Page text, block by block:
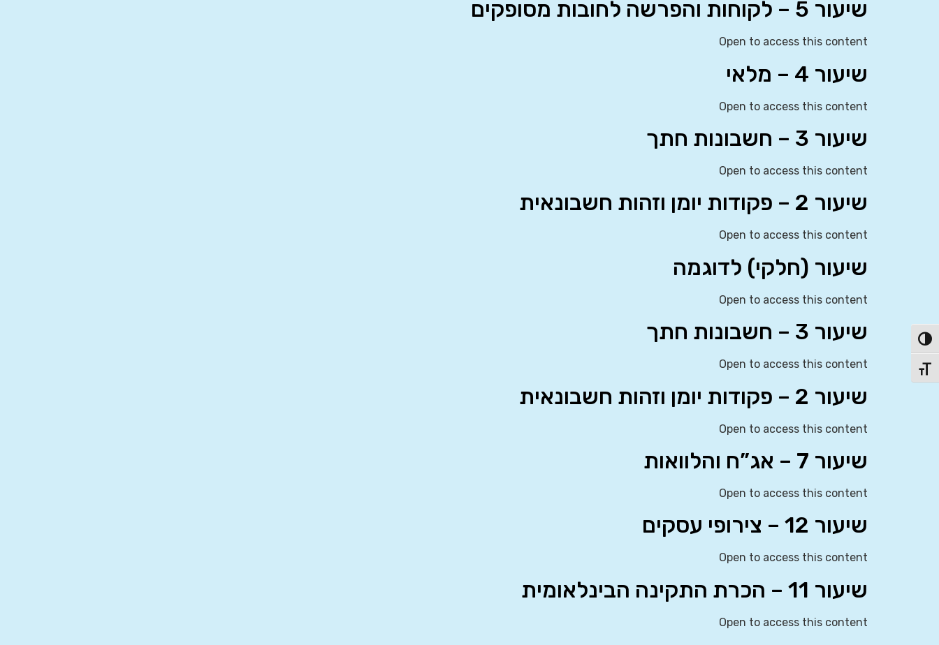
הפעל/כבה ניגודיות גבוהה
מתג גודל גופן
שיעור 5 – לקוחות והפרשה לחובות מסופקים
Open to access this content
שיעור 4 – מלאי
Open to access this content
שיעור 3 – חשבונות חתך
Open to access this content
שיעור 2 – פקודות יומן וזהות חשבונאית
Open to access this content
שיעור (חלקי) לדוגמה
Open to access this content
שיעור 3 – חשבונות חתך
Open to access this content
שיעור 2 – פקודות יומן וזהות חשבונאית
Open to access this content
שיעור 7 – אג”ח והלוואות
Open to access this content
שיעור 12 – צירופי עסקים
Open to access this content
שיעור 11 – הכרת התקינה הבינלאומית
Open to access this content